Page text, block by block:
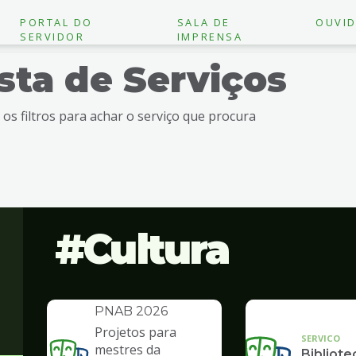
PORTAL DO
SERVIDOR
SALA DE
IMPRENSA
de Serviços
os filtros para achar o serviço que procura
Cultura
INSTITUCIONAL
PNAB 2026
Projetos para
mestres da
SERVICO